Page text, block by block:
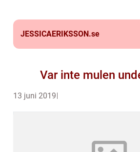
JESSICAERIKSSON.se
Var inte mulen
13 juni 2019